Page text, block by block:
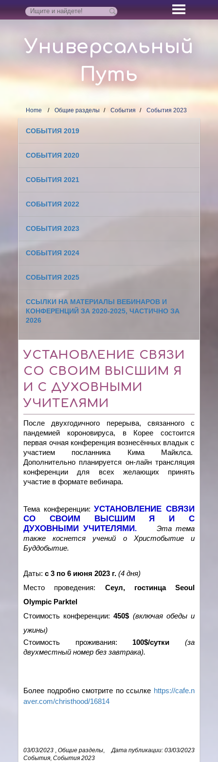
Универсальный
Путь
Home Общие разделы События События 2023
СОБЫТИЯ 2019
СОБЫТИЯ 2020
СОБЫТИЯ 2021
СОБЫТИЯ 2022
СОБЫТИЯ 2023
СОБЫТИЯ 2024
СОБЫТИЯ 2025
ССЫЛКИ НА МАТЕРИАЛЫ ВЕБИНАРОВ И
КОНФЕРЕНЦИЙ ЗА 2020-2025, ЧАСТИЧНО ЗА
2026
УСТАНОВЛЕНИЕ СВЯЗИ
СО СВОИМ ВЫСШИМ Я
И С ДУХОВНЫМИ
УЧИТЕЛЯМИ
После двухгодичного перерыва, связанного с
пандемией короновируса, в Корее состоится
первая очная конференция вознесённых владык с
участием посланника Кима Майклса.
Дополнительно планируется он-лайн трансляция
конференции для всех желающих принять
участие в формате вебинара.
Тема конференции:УСТАНОВЛЕНИЕ СВЯЗИ
СО СВОИМ ВЫСШИМ Я И С
ДУХОВНЫМИ УЧИТЕЛЯМИ.
Эта тема
также коснется учений о Христобытие и
Буддобытие.
Даты:с 3 по 6 июня 2023 г.(4 дня)
Место проведения: Сеул, гостинца Seoul
Olympic Parktel
Стоимость конференции:450$ (включая обеды и
ужины)
Стоимость проживания: 100$/сутки
(за
двухместный номер без завтрака).
Более подробно смотрите по ссылке https://cafe.n
aver.com/christhood/16814
03/03/2023 Дата публикации: 03/03/2023
,Общие разделы
События ,События 2023